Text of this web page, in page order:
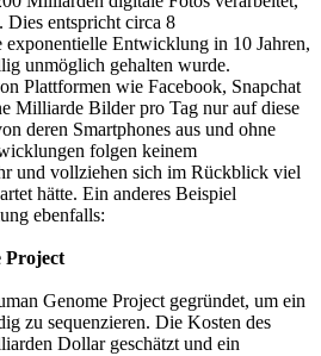
Dies entspricht circa 8
Entwicklung in 10 Jahren,
unmöglich gehalten wurde.
Plattformen wie Facebook, Snapchat
Milliarde Bilder pro Tag nur auf diese
deren Smartphones aus und ohne
folgen keinem
und vollziehen sich im Rückblick viel
hätte. Ein anderes Beispiel
ebenfalls:
Project
Genome Project gegründet, um ein
zu sequenzieren. Die Kosten des
Dollar geschätzt und ein